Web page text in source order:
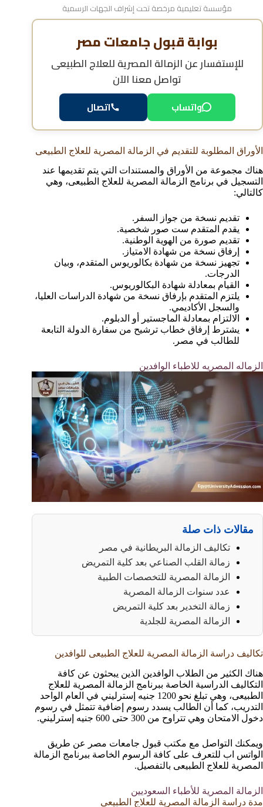
مؤسسة تعليمية مرخصة تحت إشراف الجهات الرسمية
بوابة قبول جامعات مصر
للإستفسار عنالزمالة المصرية للعلاج الطبيعى
تواصل معنا الآن
واتساب اتصال
الأوراق المطلوبة للتقديم في الزمالة المصرية للعلاج الطبيعى
هناك مجموعة من الأوراق والمستندات التي يتم تقديمها عند
التسجيل في برنامج الزمالة المصرية للعلاج الطبيعى، وهي
كالتالي:
تقديم نسخة من جواز السفر.
يقدم المتقدم ست صور شخصية.
تقديم صورة من الهوية الوطنية.
إرفاق نسخة من شهادة الامتياز.
تجهيز نسخة من شهادة بكالوريوس المتقدم، وبيان
الدرجات.
القيام بمعادلة شهادة البكالوريوس.
يلتزم المتقدم بإرفاق نسخة من شهادة الدراسات العليا،
والسجل الأكاديمي.
الالتزام بمعادلة الماجستير أو الدبلوم.
يشترط إرفاق خطاب ترشيح من سفارة الدولة التابعة
للطالب في مصر.
الزماله المصريه للاطباء الوافدين
مقالات ذات صلة
تكاليف الزمالة البريطانية في مصر
زمالة القلب الصناعي بعد كلية التمريض
الزمالة المصرية للتخصصات الطبية
عدد سنوات الزمالة المصرية
زمالة التخدير بعد كلية التمريض
الزمالة المصرية للجلدية
تكاليف دراسة الزمالة المصرية للعلاج الطبيعى للوافدين
هناك الكثير من الطلاب الوافدين الذين يبحثون عن كافة
التكاليف الدراسية الخاصة ببرنامج الزمالة المصرية للعلاج
الطبيعى، وهي تبلغ نحو 1200 جنيه إسترليني في العام الواحد
التدريب، كما أن الطالب يسدد رسوم إضافية تتمثل في رسوم
دخول الامتحان وهي تتراوح من 300 حتى 600 جنيه إسترليني.
ويمكنك التواصل مع مكتب قبول جامعات مصر عن طريق
الواتس اب للتعرف على كافة الرسوم الخاصة ببرنامج الزمالة
المصرية للعلاج الطبيعى بالتفصيل.
الزمالة المصرية للأطباء السعوديين
مدة دراسة الزمالة المصرية للعلاج الطبيعى